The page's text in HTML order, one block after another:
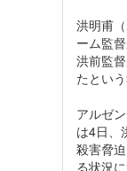
洪明甫
ーム監
洪前監
たとい
アルゼ
は4日、
殺害脅
る状況